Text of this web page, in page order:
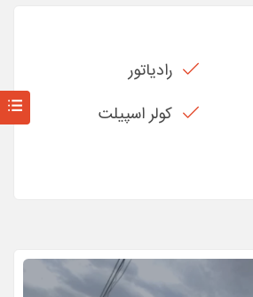
رادیاتور
کولر اسپیلت